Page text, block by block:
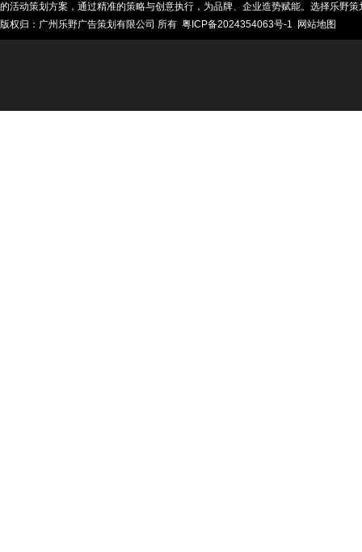
的活动策划方案，通过精准的策略与创意执行，为品牌、企业造势赋能。选择乐野
版权归：广州乐野广告策划有限公司 所有 粤ICP备2024354063号-1 网站地图